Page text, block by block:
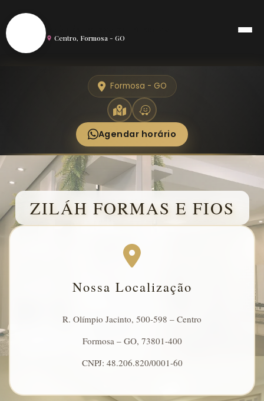
Centro, Formosa - GO
Formosa - GO
Agendar horário
ZILÁH FORMAS E FIOS
Nossa Localização
R. Olímpio Jacinto, 500-598 – Centro
Formosa – GO, 73801-400
CNPJ: 48.206.820/0001-60